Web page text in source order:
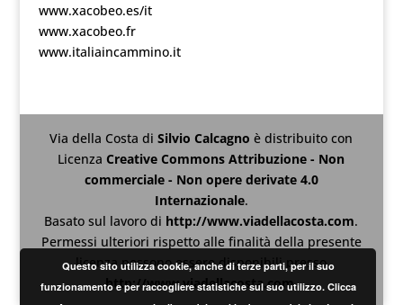
www.xacobeo.es/it
www.xacobeo.fr
www.italiaincammino.it
Via della Costa diSilvio Calcagnoè distribuito con
LicenzaCreative Commons Attribuzione - Non
commerciale - Non opere derivate 4.0
Internazionale.
Basato sul lavoro di http://www.viadellacosta.com.
Permessi ulteriori rispetto alle finalità della presente
licenza possono essere disponibili presso
http://www.viadellacosta.com.
Questo sito utilizza cookie, anche di terze parti, per il suo
funzionamento e per raccogliere statistiche sul suo utilizzo. Clicca